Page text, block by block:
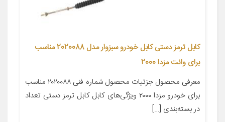
کابل ترمز دستی کابل خودرو سبزوار مدل 2020088 مناسب
برای وانت مزدا 2000
معرفی محصول جزئیات محصول شماره فنی ۲۰۲۰۰۸۸ مناسب
برای خودرو مزدا ۲۰۰۰ ویژگی‌های کابل کابل ترمز دستی تعداد
در بسته‌بندی […]